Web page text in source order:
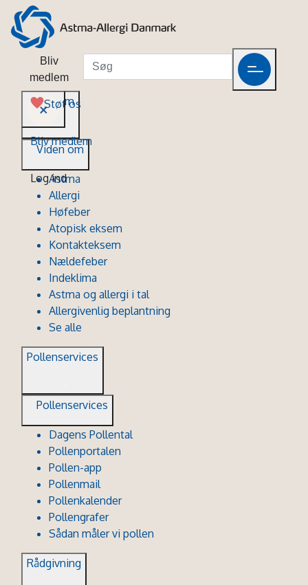
Bliv
medlem
Støt os
Bliv medlem
Log ind
Viden om
Viden om
Astma
Allergi
Høfeber
Atopisk eksem
Kontakteksem
Nældefeber
Indeklima
Astma og allergi i tal
Allergivenlig beplantning
Se alle
Pollenservices
Pollenservices
Dagens Pollental
Pollenportalen
Pollen-app
Pollenmail
Pollenkalender
Pollengrafer
Sådan måler vi pollen
Rådgivning